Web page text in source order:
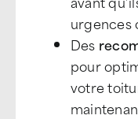
urgences
Des
pour
votre